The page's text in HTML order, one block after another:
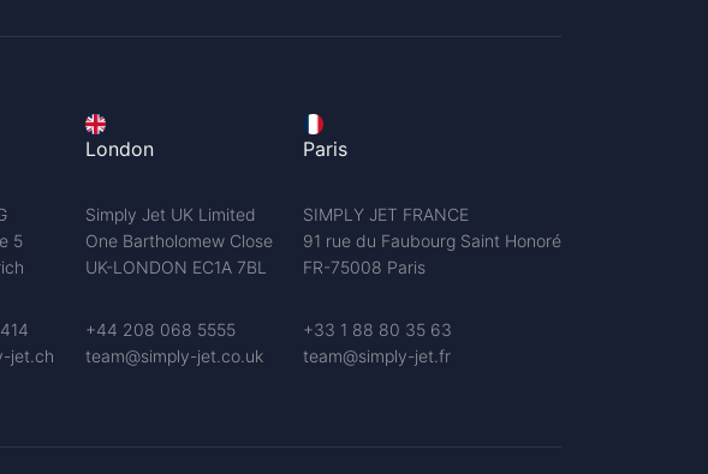
5
jet.ch
London
Simply Jet UK Limited
One Bartholomew Close
UK-LONDON EC1A 7BL
+44 208 068 5555
team@simply-jet.co.uk
Paris
SIMPLY JET FRANCE
91 rue du Faubourg Saint Honoré
FR-75008 Paris
+33 1 88 80 35 63
team@simply-jet.fr